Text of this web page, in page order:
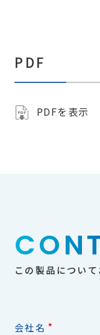
PDF
PDFを表示
この製品につい
会社名 *